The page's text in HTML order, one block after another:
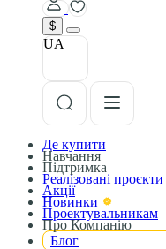
$
UA
Де купити
Навчання
Підтримка
Реалізовані проєкти
Акції
Новинки
Проектувальникам
Про Компанію
Блог